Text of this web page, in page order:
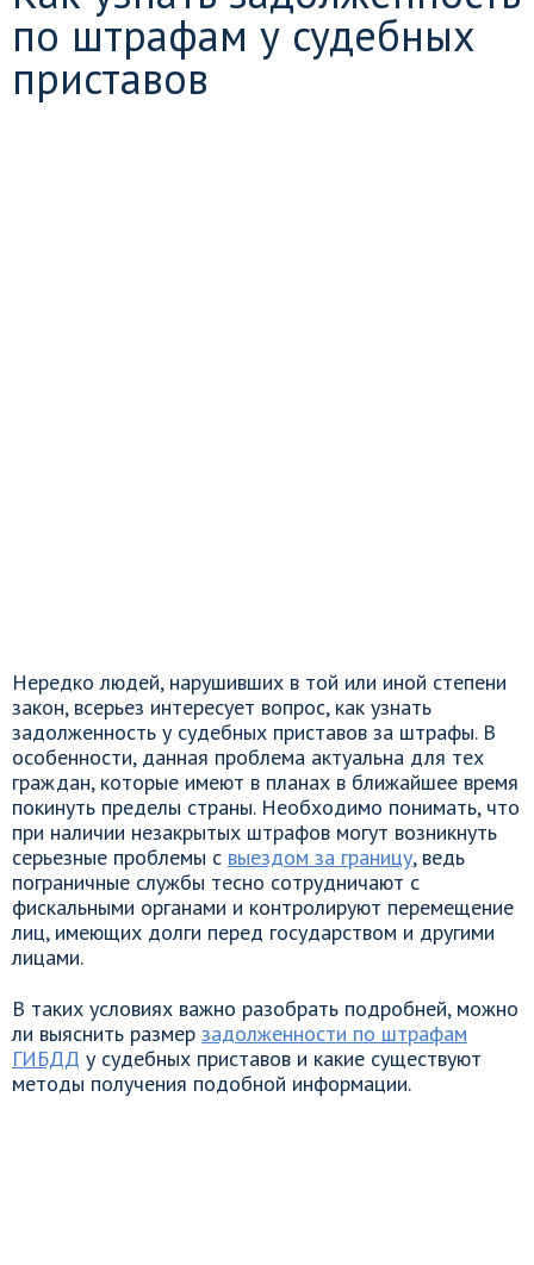
по штрафам у судебных
приставов
Нередко людей, нарушивших в той или иной степени
закон, всерьез интересует вопрос, как узнать
задолженность у судебных приставов за штрафы. В
особенности, данная проблема актуальна для тех
граждан, которые имеют в планах в ближайшее время
покинуть пределы страны. Необходимо понимать, что
при наличии незакрытых штрафов могут возникнуть
серьезные проблемы с выездом за границу, ведь
пограничные службы тесно сотрудничают с
фискальными органами и контролируют перемещение
лиц, имеющих долги перед государством и другими
лицами.
В таких условиях важно разобрать подробней, можно
ли выяснить размер задолженности по штрафам
ГИБДД у судебных приставов и какие существуют
методы получения подобной информации.